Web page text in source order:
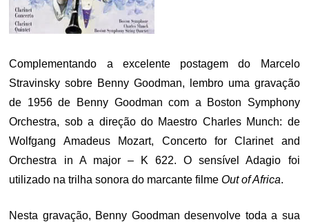
Complementando a excelente postagem do Marcelo
Stravinsky sobre Benny Goodman, lembro uma gravação
de 1956 de Benny Goodman com a Boston Symphony
Orchestra, sob a direção do Maestro Charles Munch: de
Wolfgang Amadeus Mozart, Concerto for Clarinet and
Orchestra in A major – K 622. O sensível Adagio foi
utilizado na trilha sonora do marcante filmeOut of Africa.
Nesta gravação, Benny Goodman desenvolve toda a sua